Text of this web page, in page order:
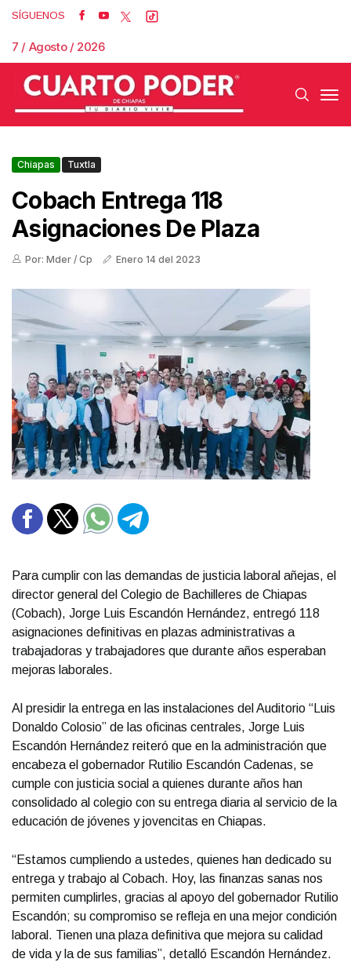
SÍGUENOS
7 / Agosto / 2026
Chiapas Tuxtla
Cobach Entrega 118
Asignaciones De Plaza
Por: Mder / Cp Enero 14 del 2023
Para cumplir con las demandas de justicia laboral añejas, el
director general del Colegio de Bachilleres de Chiapas
(Cobach), Jorge Luis Escandón Hernández, entregó 118
asignaciones definitivas en plazas administrativas a
trabajadoras y trabajadores que durante años esperaban
mejoras laborales.
Al presidir la entrega en las instalaciones del Auditorio “Luis
Donaldo Colosio” de las oficinas centrales, Jorge Luis
Escandón Hernández reiteró que en la administración que
encabeza el gobernador Rutilio Escandón Cadenas, se
cumple con justicia social a quienes durante años han
consolidado al colegio con su entrega diaria al servicio de la
educación de jóvenes y jovencitas en Chiapas.
“Estamos cumpliendo a ustedes, quienes han dedicado su
entrega y trabajo al Cobach. Hoy, las finanzas sanas nos
permiten cumplirles, gracias al apoyo del gobernador Rutilio
Escandón; su compromiso se refleja en una mejor condición
laboral. Tienen una plaza definitiva que mejora su calidad
de vida y la de sus familias”, detalló Escandón Hernández.